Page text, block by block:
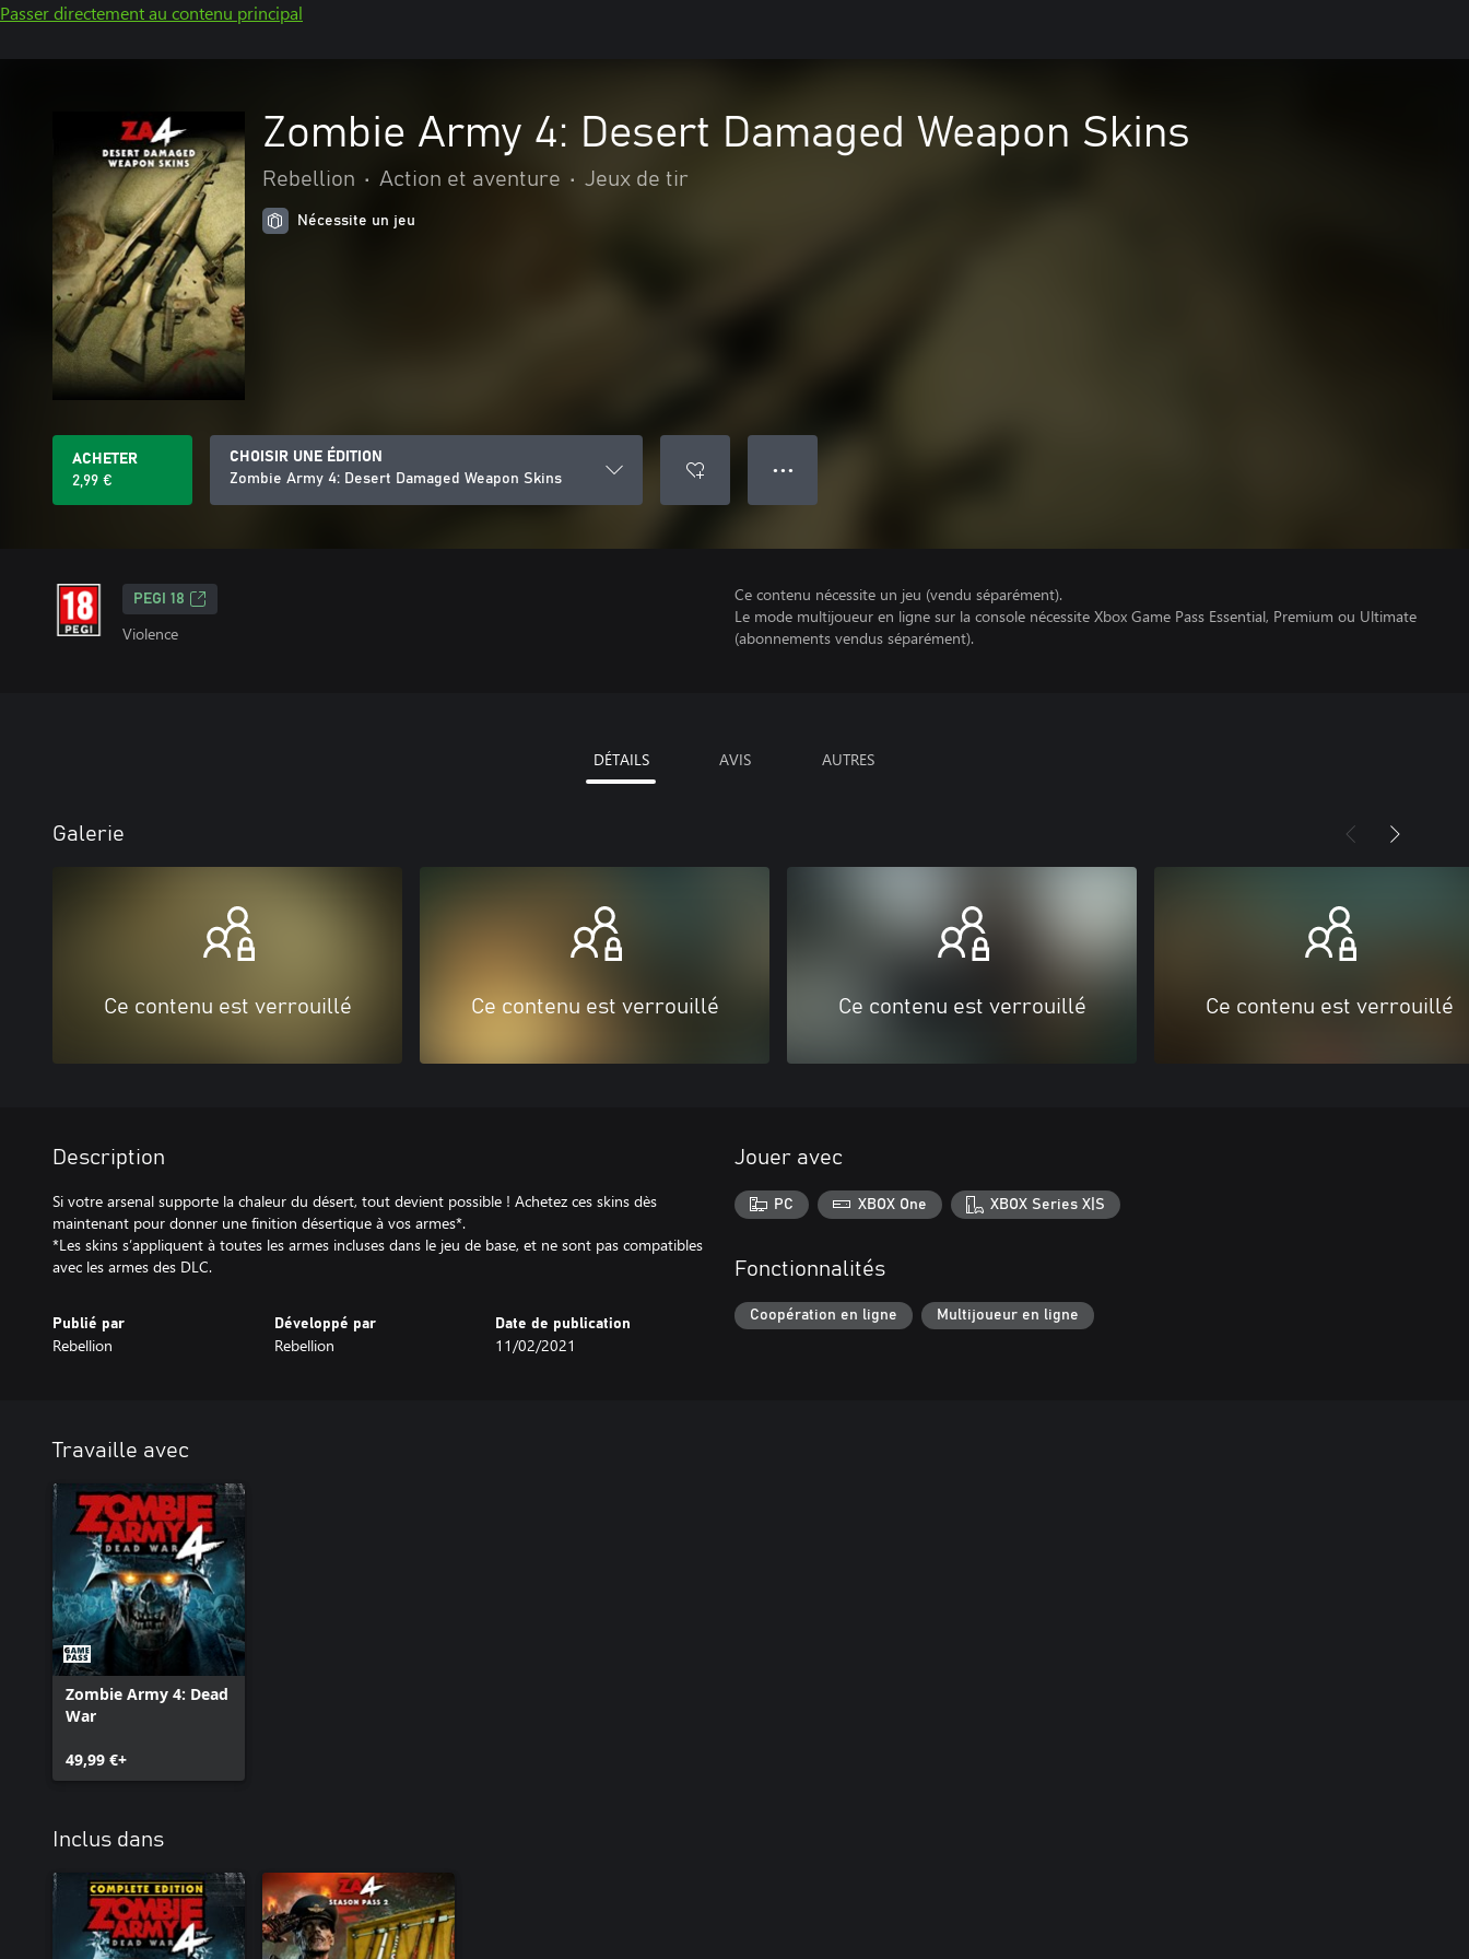
Passer directement au contenu principal
Zombie Army 4: Desert Damaged Weapon Skins
Rebellion • Action et aventure • Jeux de tir
Nécessite un jeu
ACHETER
2,99 €
CHOISIR UNE ÉDITION
Zombie Army 4: Desert Damaged Weapon Skins
● ● ●
PEGI 18
Violence
Ce contenu nécessite un jeu (vendu séparément).
Le mode multijoueur en ligne sur la console nécessite Xbox Game Pass Essential, Premium ou Ultimate
(abonnements vendus séparément).
DÉTAILS AVIS AUTRES
Galerie
Ce contenu est verrouillé Ce contenu est verrouillé Ce contenu est verrouillé Ce contenu est verrouillé
Description
Si votre arsenal supporte la chaleur du désert, tout devient possible ! Achetez ces skins dès
maintenant pour donner une finition désertique à vos armes*.
*Les skins s’appliquent à toutes les armes incluses dans le jeu de base, et ne sont pas compatibles
avec les armes des DLC.
Publié par
Rebellion
Développé par
Rebellion
Date de publication
11/02/2021
Jouer avec
PC XBOX One XBOX Series X|S
Fonctionnalités
Coopération en ligne Multijoueur en ligne
Travaille avec
Zombie Army 4: Dead
War
49,99 €+
Inclus dans